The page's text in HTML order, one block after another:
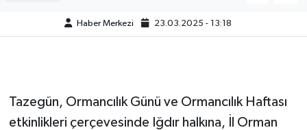
Haber Merkezi 23.03.2025 - 13:18
Tazegün, Ormancılık Günü ve Ormancılık Haftası
etkinlikleri çerçevesinde Iğdır halkına, İl Orman